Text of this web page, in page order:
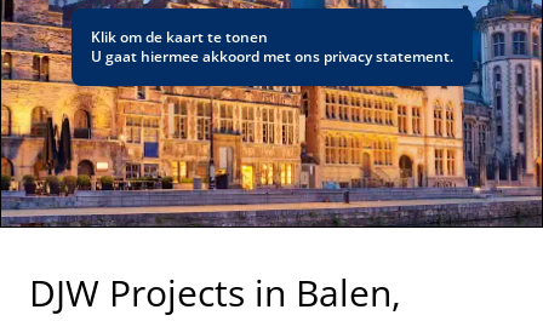
Klik om de kaart te tonen
U gaat hiermee akkoord met ons privacy statement.
DJW Projects in Balen,